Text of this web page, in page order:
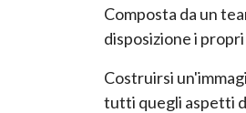
Composta da un
disposizione i
Costruirsi
tutti quegli aspetti